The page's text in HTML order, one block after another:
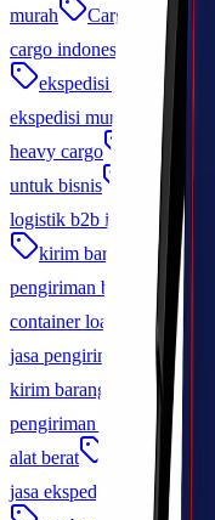
murah
Cargo Murah
cargo indonesia
ekspedisi jakarta
ekspedisi murah
jasa
heavy cargo
charter
untuk bisnis
logistik
logistik b2b indonesia
kirim barang lewat
pengiriman barang
container load
memilih
jasa pengiriman domestik
kirim barang ke luar negeri
pengiriman cargo udara
alat berat
pengiriman
jasa ekspedisi jakarta